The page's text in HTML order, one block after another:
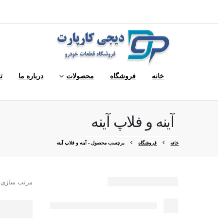
خانه فروشگاه محصولات درباره ما
آینه و فلاپ آینه
خانه فروشگاه برچسب محصول - آینه و فلاپ آینه
مرتب